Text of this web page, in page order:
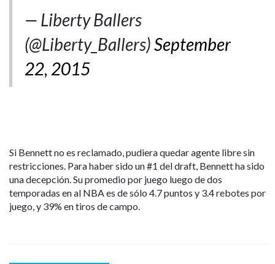
— Liberty Ballers
(@Liberty_Ballers)September
22, 2015
Si Bennett no es reclamado, pudiera quedar agente libre sin
restricciones. Para haber sido un #1 del draft, Bennett ha sido
una decepción. Su promedio por juego luego de dos
temporadas en al NBA es de sólo 4.7 puntos y 3.4 rebotes por
juego, y 39% en tiros de campo.